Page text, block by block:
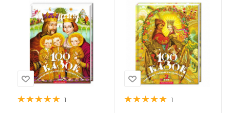
1 1